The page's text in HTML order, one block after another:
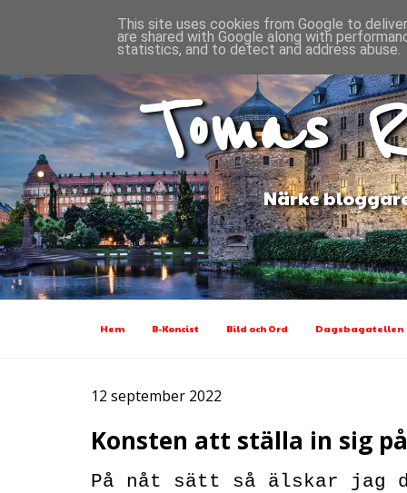
Tomas
Närke
Hem B-Koncist Bild och Ord Dagsbagatellen
12 september 2022
Konsten att ställa in sig
På nåt sätt så älskar jag
This site uses cookies from Google to
are shared with Google along with
statistics, and to detect and address abuse.